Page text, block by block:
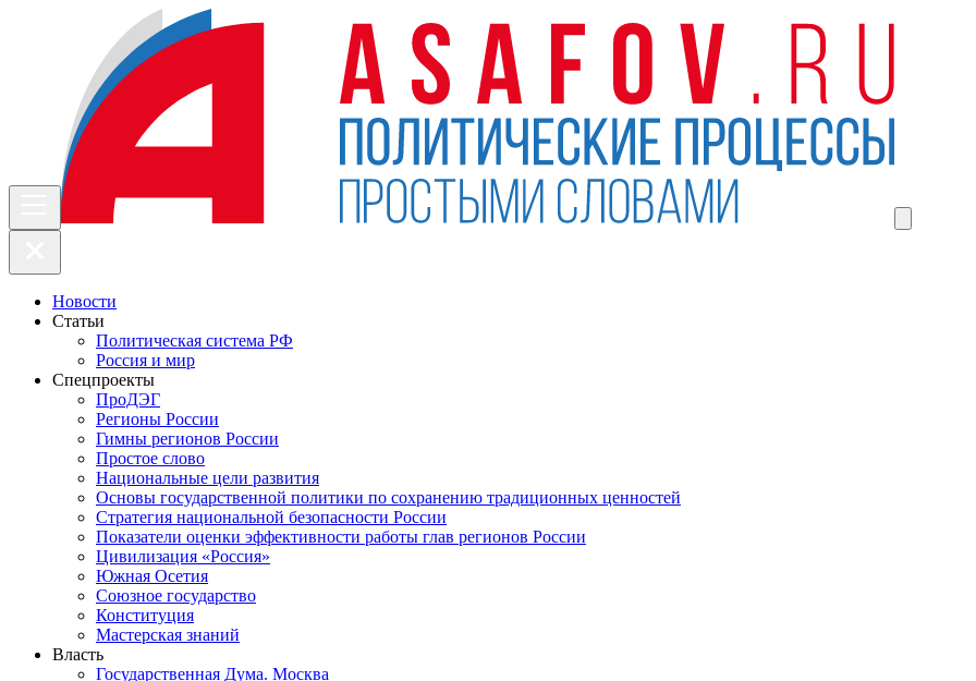
Новости
Статьи
Политическая система РФ
Россия и мир
Спецпроекты
ПроДЭГ
Регионы России
Гимны регионов России
Простое слово
Национальные цели развития
Основы государственной политики по сохранению традиционных ценностей
Стратегия национальной безопасности России
Показатели оценки эффективности работы глав регионов России
Цивилизация «Россия»
Южная Осетия
Союзное государство
Конституция
Мастерская знаний
Власть
Государственная Дума. Москва